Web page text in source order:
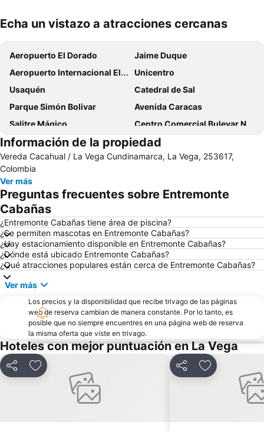
Echa un vistazo a atracciones cercanas
Aeropuerto El Dorado
Jaime Duque
Aeropuerto Internacional El Dorado
Unicentro
Usaquén
Catedral de Sal
Parque Simón Bolivar
Avenida Caracas
Salitre Mágico
Centro Comercial Bulevar Niza
Mundo Aventura
Parque RecreoDeportivo El Salitre
Avenida Pepe Sierra
Club Los Lagartos
Teatro Nacional La Castellana
Monumento a Los Héroes
Maloka
Botanical Garden José Celestino Mutis
La Mina de Sal
Archivo General de la Nación
Monumento a San Francisco de Asís
Parque Natural Chicaque
Plaza de los Comuneros
Multi Parque Creativo
Divercity
Información de la propiedad
Vereda Cacahual / La Vega Cundinamarca, La Vega, 253617,
Colombia
Ver más
Preguntas frecuentes sobre Entremonte
Cabañas
¿Entremonte Cabañas tiene área de piscina?
¿Se permiten mascotas en Entremonte Cabañas?
¿Hay estacionamiento disponible en Entremonte Cabañas?
¿Dónde está ubicado Entremonte Cabañas?
¿Qué atracciones populares están cerca de Entremonte Cabañas?
Ver más
Los precios y la disponibilidad que recibe trivago de las páginas
web de reserva cambian de manera constante. Por lo tanto, es
posible que no siempre encuentres en una página web de reserva
la misma oferta que viste en trivago.
Hoteles con mejor puntuación en La Vega
CompartirAgregar a favoritos CompartirAgregar a